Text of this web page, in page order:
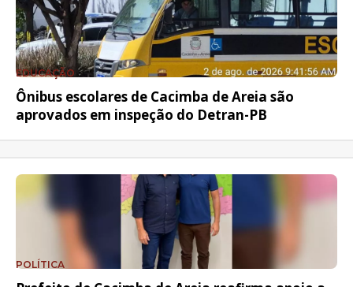
EDUCAÇÃO
Ônibus escolares de Cacimba de Areia são
aprovados em inspeção do Detran-PB
POLÍTICA